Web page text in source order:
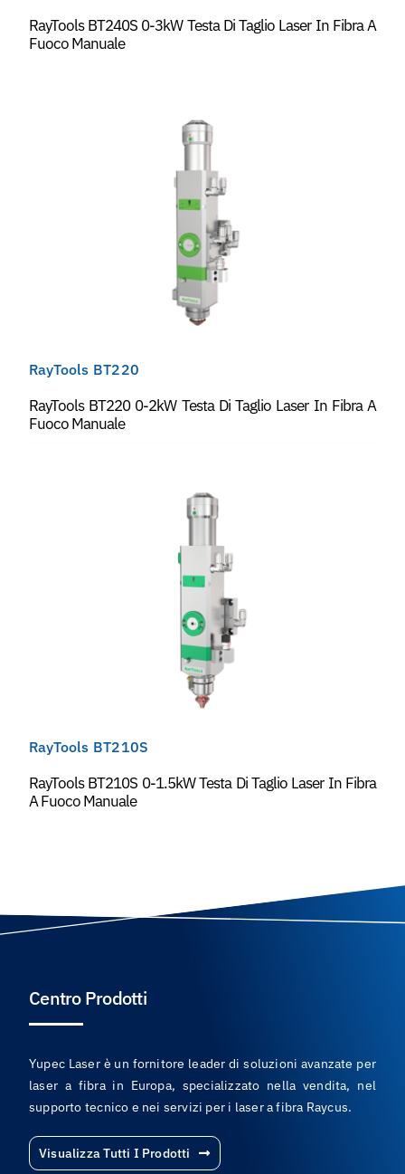
RayTools BT240S 0-3kW Testa Di Taglio Laser In Fibra A
Fuoco Manuale
RayTools BT220
RayTools BT220 0-2kW Testa Di Taglio Laser In Fibra A
Fuoco Manuale
RayTools BT210S
RayTools BT210S 0-1.5kW Testa Di Taglio Laser In Fibra
A Fuoco Manuale
Centro Prodotti
Yupec Laser è un fornitore leader di soluzioni avanzate per
laser a fibra in Europa, specializzato nella vendita, nel
supporto tecnico e nei servizi per i laser a fibra Raycus.
Visualizza Tutti I Prodotti